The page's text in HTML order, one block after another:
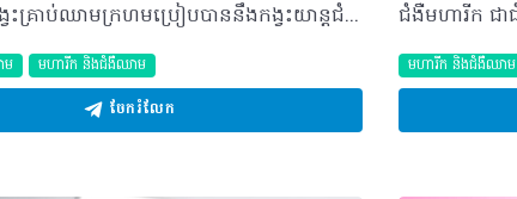
អ្នកដឹងទេ? កង្វះគ្រាប់ឈាមក្រហមប្រៀបបាននឹងកង្វះយាន្តជំនិះសម្រាប់ដឹកជញ្ជូនក្នុងការផ្គត់ផ្គង់អាហារ និងខ្យល់អុកស៊ីសែនចិញ្ចឹមរាងកាយទាំងមូល។ ហេតុនេះ ដើម្បីបន្តការរស់រានមានជីវិតរបស់កោសិកាក៏ដូចជារាងកាយទាំងមូល ការព្យាបាលមូលហេតុបង្កដែលបណ្តាលឲ្យកង្វះគ្រាប់ឈាមជាប្រការចាំបាច់បំផុត។ កង្វះគ្រាប់ឈាមក្រហមជាអ្វី ? កង្វះឈាមក្រហម (Anemia) មិនមែនជាជំងឺនោះទេ តែជារោគសញ្ញាបាត់បង់គ្រាប់ឈាមក្រហមដែលបណ្តាលមកពីមូលហេតុច្រើនយ៉ាង។ មកដល់ពេលនេះ មិនមានការសិក្សាពីអត្រានៃជំងឺនេះទេ ព្រោះមូលហេតុរបស់វាមានច្រើនដែលតម្រូវឲ្យអ្នកជំងឺទៅព្យាបាលតាមឯកទេសនៃមូលហេតុ។ ដំណាក់កាល និងប្រភេទ បញ្ហាកង្វះឈាមក្រហម មិនត្រូវបានបែងចែកជាដំណាក់កាលដូចជំងឺមហារីកទេ។ ទោះបីជាយ៉ាងណាក្រុមគ្រូពេទ្យឯកទេសអាចធ្វើការវាយតម្លៃស្ថានភាពធ្ងន់ធ្ងរនៃរោគសញ្ញានេះ ដោយយោងទៅតាមកម្រិតថយចុះរបស់អេម៉ូក្លូប៊ីនរបស់គ្រាប់ឈាមក្រហម(Hemoglobin) បូករួមជាមួយរោគសញ្ញាគ្លីនិកផ្សេងៗដែលអ្នកជំងឺកំពុងមានជាក់ស្តែង (Anemiatolerance) មុននឹងធ្វើការសម្រេចចិត្តជ្រើសរើសវិធីសាស្ត្រព្យាបាលដែលសមស្របដើម្បីផ្តល់ជូនអ្នកជំងឺ។ មូលហេតុ និងកត្តាប្រឈម ជាទូទៅ មូលហេតុដែលបង្កឲ្យមានបញ្ហានេះត្រូវបានបែងចែកជា ២ប្រភេទគឺ ការថយចុះនៃការផលិតគ្រាប់ឈាម និងការកើនឡើងការបំផ្លាញគ្រាប់ឈាម។ ជាក់ស្តែង កត្តាដែលបណ្តាលឲ្យមានការថយចុះនៃការផលិតគ្រាប់ឈាមមានដូចជា៖ - ថយចុះការរំញោចឲ្យមានការផលិតគ្រាប់ឈាមតាមរយៈអ័រម៉ូនរបស់តម្រងនោមដែលមានឈ្មោះថា Erythropoietin - របបអាហារមិនសម្បូរទៅដោយ ជាតិដែក វីតាមីនបេ ១២ ឬហ្វូឡាត - មានជំងឺក្រពេញទីរ៉ូអុីត (កង្វះការផលិតអ័រម៉ូនទីរ៉ូអ៊ីត)។ ចំណែក មូលហេតុធំៗនៅពីក្រោយបញ្ហាកង្វះគ្រាប់ឈាមក្រហម ដែលគួរឲ្យតក់ស្លុត និងតែងកើតមានឡើងជាញឹកញាប់នៅកម្ពុជាព្រមទាំងជាមូលហេតុទាក់ទងនឹងការកើនឡើងការបំផ្លាញគ្រាប់ឈាមនោះគឺ៖ - មហារីកក្រពះ - មហារីកពោះវៀន - មហារីកស្បូន - មហារីកមាត់ស្បូន - មហារីកឈាមស៊ីឆ្អឹង (Multiple Myeloma) - ដំបៅក្រពះ ដំបៅពោះវៀនរ៉ាំរ៉ៃ - ដុំសាច់ក្នុងស្បូន - មហារីកឈាម - ជំងឺបែកគ្រាប់ឈាម។ បន្ថែមពីនេះ ស្ត្រីមានផ្ទៃពោះ តាឡាស់សេមី (Thalassemia) ព្រូន តេនញ៉ាសត្វល្អិតក្នុងពោះវៀន និងជំងឺឆ្លងផ្សេងៗ ក៏សុទ្ធតែជាមូលហេតុដែលនាំឲ្យកង្វះគ្រាប់ឈាមក្រហមផងដែរ។ រោគសញ្ញា និងផលប៉ះពាល់ អ្នកជំងឺដែលកំពុងមានបញ្ហាកង្វះគ្រាប់ឈាមតែងស្តែងឡើងនូវអាការៈគួរឲ្យកត់សម្គាល់មួយចំនួនដូចជា៖ - ស្លេកស្លាំង - អស់កម្លាំង - ញ័រទ្រូង - ចង្វាក់បេះដូងដើរមិនទៀងទាត់ - ឆាប់ហត់ ជាពិសេសក្នុងអំឡុងពេលធ្វើការ - ឧស្សាហ៍ក្តៅខ្លួន - ត្រជាក់ចុងដៃចុងជើង - ឈឺក្បាល និងវិលមុខជាដើម។ អាការៈទាំងនេះអាចផ្តល់ជាផលរំខានដល់ការងារនិងសកម្មភាពប្រចាំថ្ងៃរបស់ពួកគាត់យ៉ាងខ្លាំង។ វិធីសាស្រ្តធ្វើរោគវិនិច្ឆ័យ ដើម្បីកំណត់អត្តសញ្ញាណថា តើអ្នកជំងឺពិតជាកំពុងកើតមានបញ្ហានេះ ឬយ៉ាងណា ក្រុមគ្រូពេទ្យឯកទេសនឹងធ្វើការសាកសួរអំពីប្រវត្តិគ្រួសារ រោគសញ្ញាជាក់ស្តែង បូករួមជាមួយការធ្វើតេស្តឈាម ឬតេស្តខួរឆ្អឹងខ្នង (ប្រសិនបើចាំបាច់)។ ដូចនេះអ្នកជំងឺស្លេកស្លាំងគួរទៅពិគ្រោះជាមួយគ្រូពេទ្យជំនាញដើម្បីរកមូលហេតុនៃកង្វះគ្រាប់ឈាមក្រហម និងដើម្បីទទួលបានការព្យាបាលដ៏ត្រឹមត្រូវ។ ការព្យាបាល ដោយហេតុថា មូលហេតុបង្កឲ្យមានបញ្ហានេះមានច្រើនប្រភេទណាស់ ដូចនេះការស្វែងរកឫសគល់នៃបញ្ហារួមបញ្ចូលជាមួយការប្រើប្រាស់វិធីសាស្រ្តព្យាបាលឲ្យបានត្រឹមត្រូវ គឺជាការព្យាបាលដ៏មានប្រសិទ្ធភាពដែលមិនអាចត្រូវបានមើលរំលង។ ល្គឹកណា ដើមចមនៃជំងឺនៅតែមាន នោះបញ្ហាកង្វះឈាមក្រហមក៏មិនអាចធូរស្រាលបានឡើយ។ ឧទាហរណ៍៖ - បើអ្នកជំងឺខ្វះជាតិដែក ការព្យាបាលគឺឲ្យជាតិដែក - បើមូលហេតុខ្វះឈាមក្រហមដោយសារមានហូរឈាមតិចៗរ៉ាំរ៉ៃតាមក្រពះ ពោះវៀន គឺត្រូវរកមើលថាតើវាជាដំបៅធម្មតា ឬដំបៅមហារីកដើម្បីព្យាបាលឲ្យចំទិសដៅ។ល។ គួរបញ្ជាក់ផងដែរថា អ្នកជំងឺស្លេកស្លាំង ឬខ្វះគ្រាប់ឈាមក្រហមភាគច្រើនតែងរកជាវថ្នាំជាតិដែក និងវីតាមីនដោយខ្លួនឯងព្រោះមានជំនឿថាអាចប៉ូវគ្រាប់ឈាមវិញបាន។ ប៉ុន្តែ បញ្ហាខ្វះគ្រាប់ឈាមក្រហមមិនមែនសុទ្ធតែត្រូវព្យាបាលដោយថ្នាំជាតិដែក និងវីតាមីននោះទេពីព្រោះមានមូលហេតុផ្សេងៗគ្នាជាច្រើនដូចដែលបានរៀបរាប់ខាងលើ។ ជាក់ស្តែង ភាពស្លេកស្លាំងអាចព្យាបាលជា ឬមិនជាក៏ទៅតាមមូលហេតុដែលបង្ក។ គួរចងចាំថា ការព្យាបាលមូលហេតុដែលបង្កឲ្យខ្វះឈាមក្រហមជាការចាំបាច់ ការបញ្ចូលឈាមគ្រាន់តែជាការព្យាបាលសង្គ្រោះជីវិតបន្ទាន់ប៉ុណ្ណោះ។ ផលវិបាក ប្រសិនបើអ្នកជំងឺមិនបានទទួលការព្យាបាលត្រឹមត្រូវនិងទាន់ពេលវេលាទេនោះ កង្វះគ្រាប់ឈាមក្រហមអាចបង្កជាបញ្ហាសុខភាពធ្ងន់ធ្ងរជាច្រើនដូចជា៖ - ខាតបង់ការងារប្រចាំថ្ងៃ ដោយសារអាការៈហេវហត់ខ្លាំង - កូនអាចកើតមិនគ្រប់ខែ ចំពោះស្ត្រីមានផ្ទៃពោះ - អាចវិវឌ្ឍជាជំងឺខ្សោយបេះដូង ដោយសារភាពរ៉ាំរ៉ៃនៃចង្វាក់បេះដូងដើរមិនទៀងទាត់ - និងអាចបណ្តាលឲ្យបាត់បង់ជីវិតទៀតផង។ វិធីសាស្រ្តការពារ លើកលែងតែស្រ្តីមានផ្ទៃពោះប៉ុណ្ណោះ ដែលយើងអាចការពារជំងឺកង្វះឈាមក្រហមបាន ក្រៅពីនេះត្រូវការទទួលទាននូវរបបអាហារសុខភាព សម្បូរទៅដោយសារធាតុចិញ្ចឹមគ្រប់មុខ ព្រមទាំងរក្សាឲ្យបាននូវទម្លាប់ពិនិត្យសុខភាពឲ្យបានជាប្រចាំតាមការណែនាំរបស់គ្រូពេទ្យជាប្រការដែលចាំបាច់ និងសំខាន់បំផុតក្នុងការការពារ និងព្យាបាលជំងឺឲ្យទាន់ពេលវេលាព្រមទាំងមានប្រសិទ្ធភាពខ្ពស់។ “ការលេបថ្នាំជាតិដែក និងវីតាមីនដោយមិនបានស្រាវជ្រាវពិនិត្យរកមូលហេតុឲ្យអស់សេចក្តីអាចជាការផ្តល់ឱកាសឲ្យជំងឺវិវឌ្ឍរហូតដល់ដំណាក់កាលធ្ងន់ធ្ងរ និងនាំមកនូវភាពយឺតយ៉ាវក្នុងការព្យាបាលប្រកបដោយប្រសិទ្ធភាព។” បកស្រាយដោយ៖ វេជ្ជបណ្ឌិត សុខ សុធា ឯកទេសជំងឺឈាម និងជំងឺមហារីក នៅមជ្ឈមណ្ឌលជាតិជំងឺមហារីកនៃមន្ទីរពេទ្យកាល់ម៉ែត ©2019 រក្សាសិទ្ធិគ្រប់យ៉ាង​ដោយ Healthtime Corporation ចំពោះគ្រប់អត្ថបទដោយគ្មានផ្នែកណាមួយត្រូវបោះពុម្ពផ្សាយចូល ប្រព័ន្ធអ៊ីនធឺណែតឧបករណ៍អេឡិចត្រូនិកអាត់ជាសំឡេងឬថតចំលងគ្រប់រូបភាពដោយគ្មានការអនុញ្ញាតឡើយ
ម មហារីក និងជំងឺឈាម
ចែករំលែក
មហារីក និងជំងឺឈាម